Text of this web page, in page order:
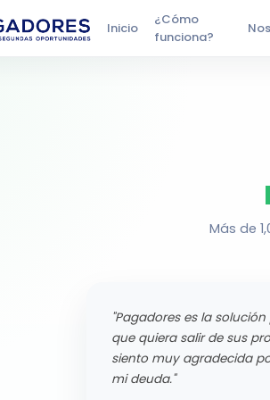
Inicio
¿Cómo
funciona?
Más de
"Pagadores es la
que quiera salir de sus
siento muy agradecida
mi deuda."